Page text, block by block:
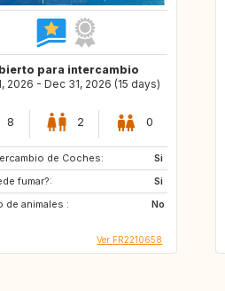
para intercambio
2026 - Dec 31, 2026 (15 days)
8 2 0
de Coches:
Si
fumar?:
Si
de animales :
No
Ver FR2210658